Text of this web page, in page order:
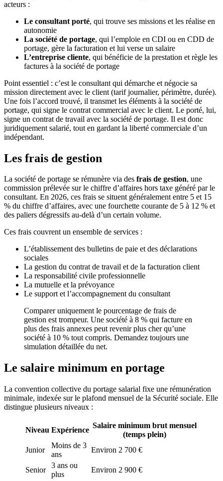
acteurs :
Le consultant porté, qui trouve ses missions et les réalise en
autonomie
La société de portage, qui l’emploie en CDI ou en CDD de
portage, gère la facturation et lui verse un salaire
L’entreprise cliente, qui bénéficie de la prestation et règle les
factures à la société de portage
Point essentiel : c’est le consultant qui démarche et négocie sa
mission directement avec le client (tarif journalier, périmètre, durée).
Une fois l’accord trouvé, il transmet les éléments à la société de
portage, qui signe le contrat commercial avec le client. Le porté, lui,
signe un contrat de travail avec la société de portage. Il est donc
juridiquement salarié, tout en gardant la liberté commerciale d’un
indépendant.
Les frais de gestion
La société de portage se rémunère via des frais de gestion, une
commission prélevée sur le chiffre d’affaires hors taxe généré par le
consultant. En 2026, ces frais se situent généralement entre 5 et 15
% du chiffre d’affaires, avec une fourchette courante de 5 à 12 % et
des paliers dégressifs au-delà d’un certain volume.
Ces frais couvrent un ensemble de services :
L’établissement des bulletins de paie et des déclarations
sociales
La gestion du contrat de travail et de la facturation client
La responsabilité civile professionnelle
La mutuelle et la prévoyance
Le support et l’accompagnement du consultant
Comparer uniquement le pourcentage de frais de
gestion est trompeur. Une société à 8 % qui facture en
plus des frais annexes peut revenir plus cher qu’une
société à 10 % tout compris. Demandez toujours une
simulation détaillée du net.
Le salaire minimum en portage
La convention collective du portage salarial fixe une rémunération
minimale, indexée sur le plafond mensuel de la Sécurité sociale. Elle
distingue plusieurs niveaux :
Niveau Expérience
Salaire minimum brut mensuel
(temps plein)
Junior
Moins de 3
ans
Environ 2 700 €
Senior
3 ans ou
plus
Environ 2 900 €